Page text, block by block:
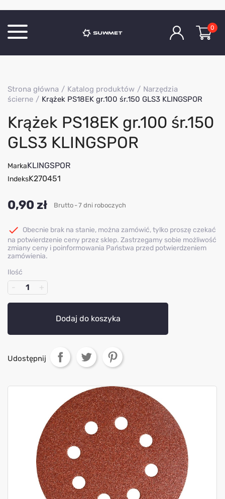
O Firmie
Kontakt
0
Strona główna Katalog produktów
Narzędzia
ścierne
Krążek PS18EK gr.100 śr.150 GLS3 KLINGSPOR
Krążek PS18EK gr.100 śr.150
GLS3 KLINGSPOR
MarkaKLINGSPOR
IndeksK270451
0,90 zł Brutto 7 dni roboczych
 Obecnie brak na stanie, można zamówić, tylko proszę czekać
na potwierdzenie ceny przez sklep. Zastrzegamy sobie możliwość
zmiany ceny i poinformowania Państwa przed potwierdzeniem
zamówienia.
Ilość
Dodaj do koszyka
Udostępnij